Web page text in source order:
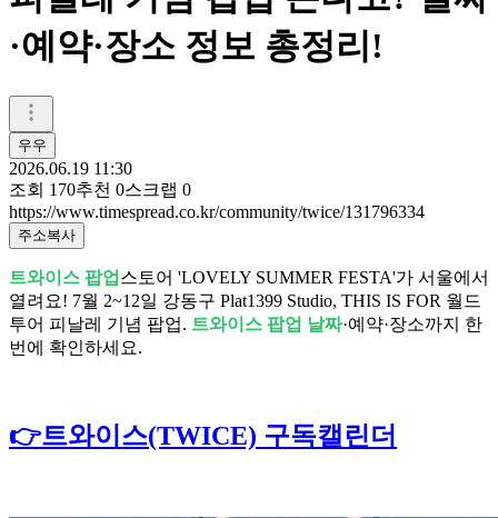
·예약·장소 정보 총정리!
우우
2026.06.19 11:30
조회 170추천 0스크랩 0
https://www.timespread.co.kr/community/twice/131796334
주소복사
트와이스 팝업 스토어 'LOVELY SUMMER FESTA'가 서울에서
열려요! 7월 2~12일 강동구 Plat1399 Studio, THIS IS FOR 월드
투어 피날레 기념 팝업. 트와이스 팝업 날짜·예약·장소까지 한
번에 확인하세요.
👉트와이스(TWICE) 구독캘린더